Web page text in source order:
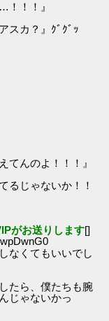
！！』
スカ？』ｸﾞｸﾞｯ
てんのよ！！！』
るじゃないか！！
がお送りします[]
なくてもいいでし
たら、僕たちも腕
じゃないかっ